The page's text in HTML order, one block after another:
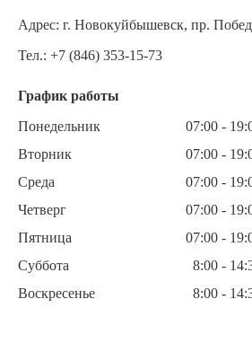
Адрес: г. Новокуйбышевск, пр.
Тел.: +7 (846) 353-15-73
График работы
Понедельник
07:00 -
Вторник
07:00 -
Среда
07:00 -
Четверг
07:00 -
Пятница
07:00 -
Суббота
8:00 -
Воскресенье
8:00 -